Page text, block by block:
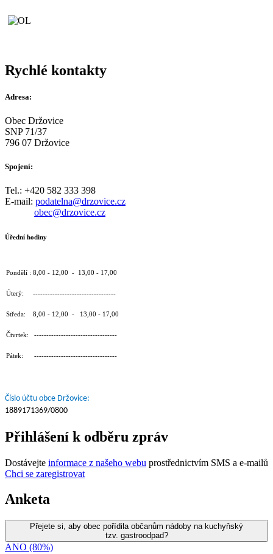
Rychlé kontakty
Adresa:
Obec Držovice
SNP 71/37
796 07 Držovice
Spojení:
Tel.: +420 582 333 398
E-mail: podatelna@drzovice.cz
obec@drzovice.cz
Úřední hodiny
Pondělí : 8,00 - 12,00 - 13,00 - 17,00
Úterý: ----------------------------------
Středa: 8,00 - 12,00 - 13,00 - 17,00
Čtvrtek: ----------------------------------
Pátek: ----------------------------------
Číslo účtu obce Držovice:
1889171369/0800
Přihlášení k odběru zpráv
Dostávejte informace z našeho webu prostřednictvím SMS a e-mailů
Chci se zaregistrovat
Anketa
Přejete si, aby obec pořídila občanům nádoby na kuchyňský
tzv. gastroodpad?
ANO (80%)